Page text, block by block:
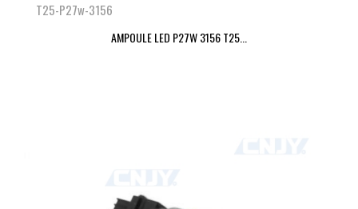
T25-P27w-3156
AMPOULE LED P27W 3156 T25...